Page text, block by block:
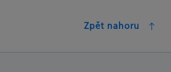
Zpět nahoru